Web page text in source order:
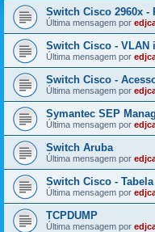
Switch Cisco 2960x -
Última mensagem por
Switch Cisco - VLAN
Última mensagem por
Switch Cisco -
Última mensagem por
Symantec SEP
Última mensagem por
Switch Aruba
Última mensagem por
Switch Cisco -
Última mensagem por
TCPDUMP
Última mensagem por